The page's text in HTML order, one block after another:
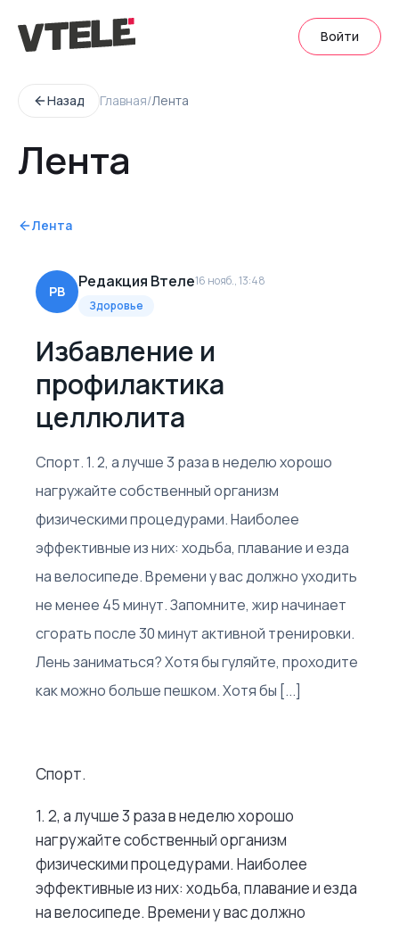
Войти
Назад Главная/Лента
Лента
Лента
РВ
Редакция Втеле16 нояб., 13:48
Здоровье
Избавление и
профилактика
целлюлита
Спорт. 1. 2, а лучше 3 раза в неделю хорошо
нагружайте собственный организм
физическими процедурами. Наиболее
эффективные из них: ходьба, плавание и езда
на велосипеде. Времени у вас должно уходить
не менее 45 минут. Запомните, жир начинает
сгорать после 30 минут активной тренировки.
Лень заниматься? Хотя бы гуляйте, проходите
как можно больше пешком. Хотя бы [...]
Спорт.
1. 2, а лучше 3 раза в неделю хорошо
нагружайте собственный организм
физическими процедурами. Наиболее
эффективные из них: ходьба, плавание и езда
на велосипеде. Времени у вас должно